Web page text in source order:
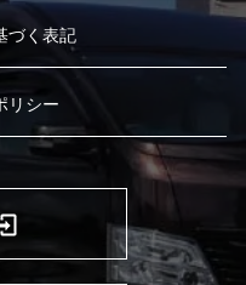
づく表記
リシー